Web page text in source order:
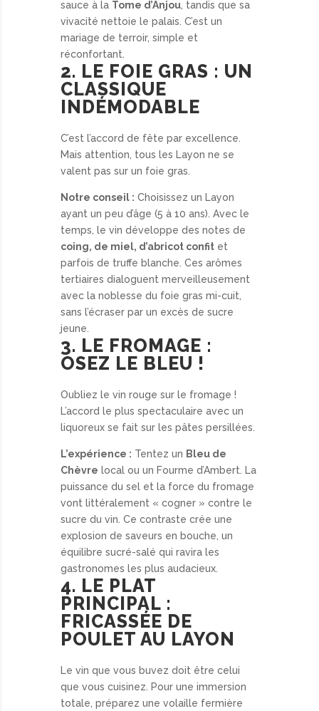
sauce à la Tome d’Anjou, tandis que sa
vivacité nettoie le palais. C’est un
mariage de terroir, simple et
réconfortant.
2. LE FOIE GRAS : UN
CLASSIQUE
INDÉMODABLE
C’est l’accord de fête par excellence.
Mais attention, tous les Layon ne se
valent pas sur un foie gras.
Notre conseil : Choisissez un Layon
ayant un peu d’âge (5 à 10 ans). Avec le
temps, le vin développe des notes de
coing, de miel, d’abricot confitet
parfois de truffe blanche. Ces arômes
tertiaires dialoguent merveilleusement
avec la noblesse du foie gras mi-cuit,
sans l’écraser par un excès de sucre
jeune.
3. LE FROMAGE :
OSEZ LE BLEU !
Oubliez le vin rouge sur le fromage !
L’accord le plus spectaculaire avec un
liquoreux se fait sur les pâtes persillées.
L’expérience : Tentez un Bleu de
Chèvre local ou un Fourme d’Ambert. La
puissance du sel et la force du fromage
vont littéralement « cogner » contre le
sucre du vin. Ce contraste crée une
explosion de saveurs en bouche, un
équilibre sucré-salé qui ravira les
gastronomes les plus audacieux.
4. LE PLAT
PRINCIPAL :
FRICASSÉE DE
POULET AU LAYON
Le vin que vous buvez doit être celui
que vous cuisinez. Pour une immersion
totale, préparez une volaille fermière